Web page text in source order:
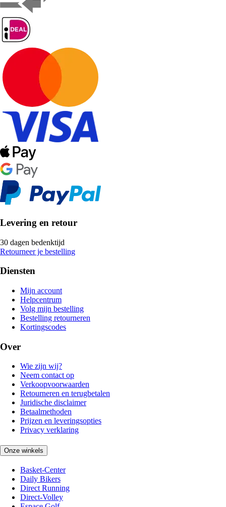
Levering en retour
30 dagen bedenktijd
Retourneer je bestelling
Diensten
Mijn account
Helpcentrum
Volg mijn bestelling
Bestelling retourneren
Kortingscodes
Over
Wie zijn wij?
Neem contact op
Verkoopvoorwaarden
Retourneren en terugbetalen
Juridische disclaimer
Betaalmethoden
Prijzen en leveringsopties
Privacy verklaring
Onze winkels
Basket-Center
Daily Bikers
Direct Running
Direct-Volley